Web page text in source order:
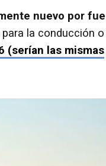
nuevo por
la conducción o
(serían las mismas